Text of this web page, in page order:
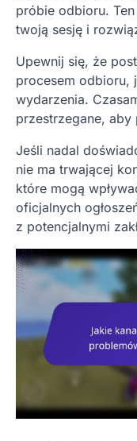
próbie odbioru.
twoją sesję i
Upewnij się, że
procesem odbioru,
wydarzenia.
przestrzegane,
Jeśli nadal
nie ma trwającej
które mogą
oficjalnych
z potencjalnymi